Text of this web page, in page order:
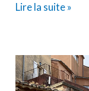
Lire la suite »
Que
faire